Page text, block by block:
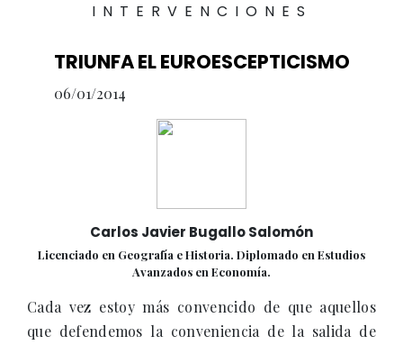
INTERVENCIONES
TRIUNFA EL EUROESCEPTICISMO
06/01/2014
Carlos Javier Bugallo Salomón
Licenciado en Geografía e Historia. Diplomado en Estudios
Avanzados en Economía.
Cada vez estoy más convencido de que aquellos
que defendemos la conveniencia de la salida de